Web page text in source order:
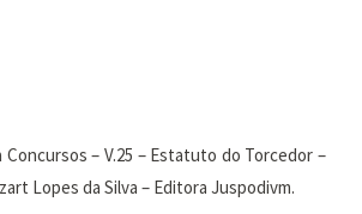
Concursos – V.25 – Estatuto do Torcedor –
Lopes da Silva – Editora Juspodivm.